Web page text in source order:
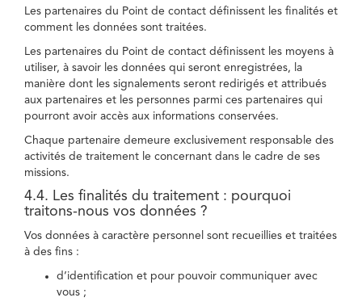
Les partenaires du Point de contact définissent les finalités et
comment les données sont traitées.
Les partenaires du Point de contact définissent les moyens à
utiliser, à savoir les données qui seront enregistrées, la
manière dont les signalements seront redirigés et attribués
aux partenaires et les personnes parmi ces partenaires qui
pourront avoir accès aux informations conservées.
Chaque partenaire demeure exclusivement responsable des
activités de traitement le concernant dans le cadre de ses
missions.
4.4. Les finalités du traitement : pourquoi
traitons-nous vos données ?
Vos données à caractère personnel sont recueillies et traitées
à des fins :
d’identification et pour pouvoir communiquer avec
vous ;